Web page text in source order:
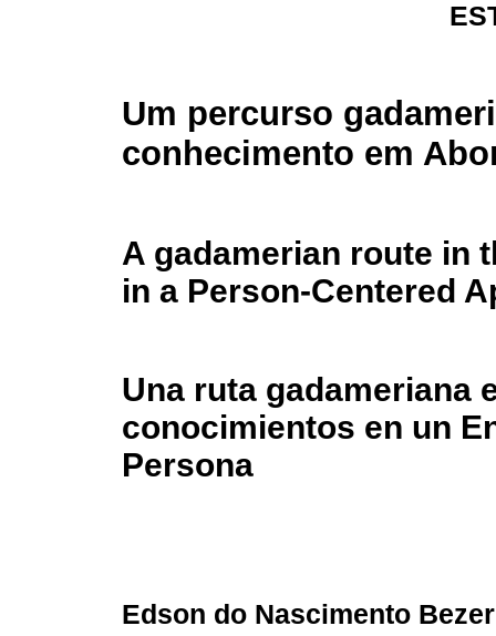
Um percurso
conhecimento em
A gadamerian route in
in a Person-Centered
Una ruta gadameriana
conocimientos en un
Persona
Edson do Nascimento